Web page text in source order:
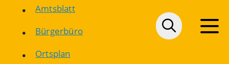
Amtsblatt
Bürgerbüro
Ortsplan